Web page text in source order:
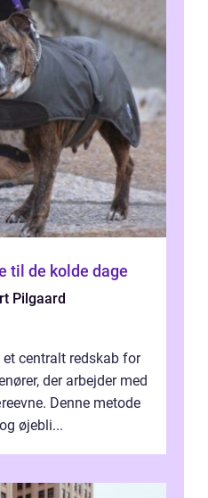
til de kolde dage
Pilgaard
centralt redskab for
der arbejder med
Denne metode
øjebli...